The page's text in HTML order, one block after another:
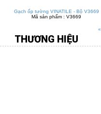
Gạch ốp tường VINATILE - Bộ V3669
Mã sản phẩm : V3669
«
THƯƠNG HIỆU